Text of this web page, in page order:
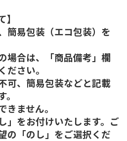
簡易包装（エコ包装）を
場合は、「商品備考」欄
ださい。
可、簡易包装などと記載
ません。
」をお付けいたします。ご
の「のし」をご選択くだ